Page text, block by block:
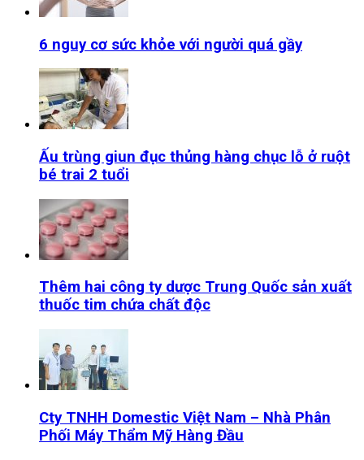
6 nguy cơ sức khỏe với người quá gầy
Ấu trùng giun đục thủng hàng chục lỗ ở ruột
bé trai 2 tuổi
Thêm hai công ty dược Trung Quốc sản xuất
thuốc tim chứa chất độc
Cty TNHH Domestic Việt Nam – Nhà Phân
Phối Máy Thẩm Mỹ Hàng Đầu